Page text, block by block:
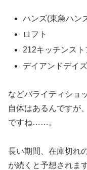
ハンズ(東急ハン
ロフト
212キッチンスト
デイアンドデイズ
などバライティショ
自体はあるんですが
ですね……。
長い期間、在庫切れ
が続くと予想されます